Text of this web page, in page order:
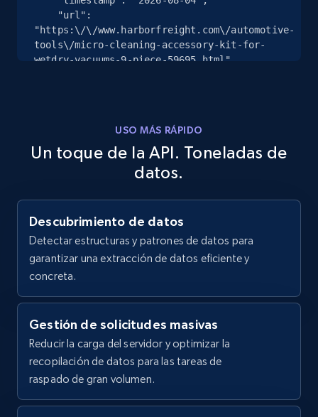
2.4K+ 200+ Prueba gratuita
URL, Domain, Country code, Model number,
Sku, Product id, Product name, Manufacturer,
Home Depot US - Gather data on products
using specified keywords
Sku, Product id, Product name, Manufacturer,
and more.
2.1K+ 355+
"https:\/\/www.harborfreight.com\/automotive-
tools\/micro-cleaning-accessory-kit-for-
wetdry-vacuums-9-piece-59695.html",
for Wet\/Dry Vacuums, 9-Piece"
    "url":
"https:\/\/www.harborfreight.com\/9-1-2-half-
inch-magnetic-parts-tray-with-hood-
    "item_id": "97801",
    "variant_id": null,
    "mpn": null,
    "title": "9-1\/2 in. Magnetic Parts Tray
with Hood"
  {
    "db_source": "1785863835581",
USO MÁS RÁPIDO
Un toque de la API. Toneladas de
datos.
Descubrimiento de datos
Detectar estructuras y patrones de datos para
garantizar una extracción de datos eficiente y
concreta.
Gestión de solicitudes masivas
Reducir la carga del servidor y optimizar la
recopilación de datos para las tareas de
raspado de gran volumen.